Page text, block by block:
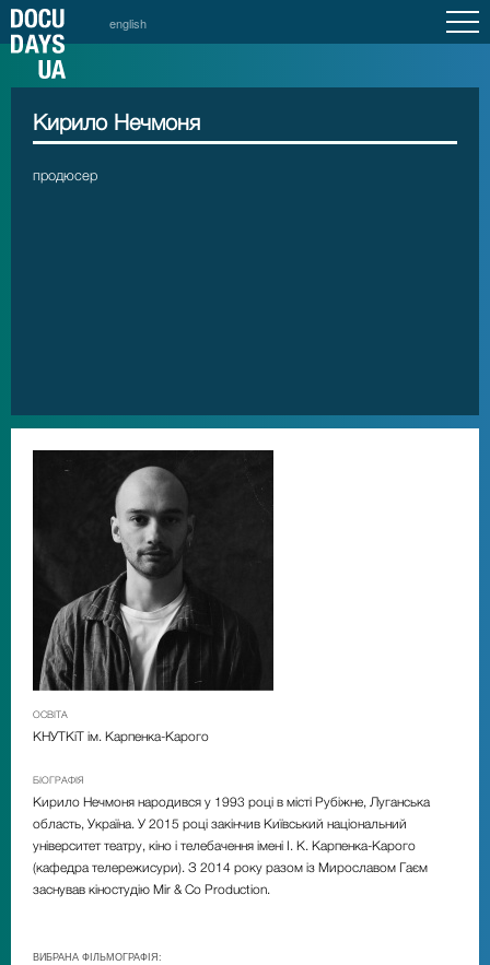
english
Кирило Нечмоня
продюсер
ОСВІТА
КНУТКіТ ім. Карпенка-Карого
БІОГРАФІЯ
Кирило Нечмоня народився у 1993 році в місті Рубіжне, Луганська
область, Україна. У 2015 році закінчив Київський національний
університет театру, кіно і телебачення імені І. К. Карпенка-Карого
(кафедра телережисури). З 2014 року разом із Мирославом Гаєм
заснував кіностудію Mir & Co Production.
ВИБРАНА ФІЛЬМОГРАФІЯ: